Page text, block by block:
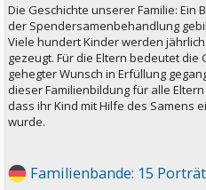
Die Geschichte unserer Familie: Ein
der Spendersamenbehandlung
Viele hundert Kinder werden
gezeugt. Für die Eltern bedeutet
gehegter Wunsch in Erfüllung
dieser Familienbildung für alle
dass ihr Kind mit Hilfe des Samens
wurde.
Familienbande: 15